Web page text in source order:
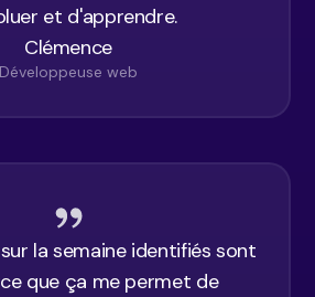
et d'apprendre.
Clémence
Développeuse web
la semaine identifiés sont
que ça me permet de